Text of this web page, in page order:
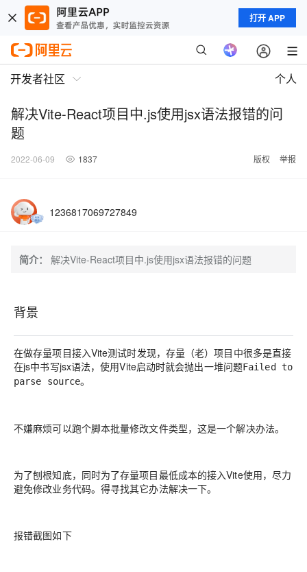
打开 APP
开发者社区 个人
解决Vite-React项目中.js使用jsx语法报错的问
题
2022-06-09 1837 版权 举报
1236817069727849
简介： 解决Vite-React项目中.js使用jsx语法报错的问题
背景
在做存量项目接入Vite测试时发现，存量（老）项目中很多是直接
在js中书写jsx语法，使用Vite启动时就会抛出一堆问题Failed to
parse source。
不嫌麻烦可以跑个脚本批量修改文件类型，这是一个解决办法。
为了刨根知底，同时为了存量项目最低成本的接入Vite使用，尽力
避免修改业务代码。得寻找其它办法解决一下。
报错截图如下